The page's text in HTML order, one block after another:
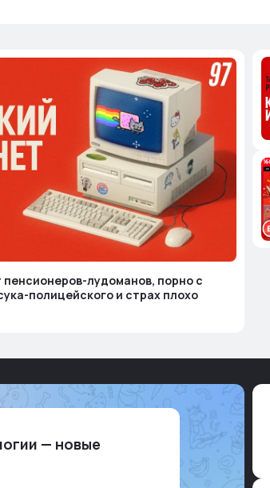
лудоманов, порно с
полицейского и страх плохо
— новые